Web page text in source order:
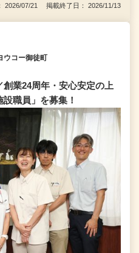
2026/07/21 掲載終了日： 2026/11/13
ウコー御徒町
業24周年・安心安定の上
職員」を募集！